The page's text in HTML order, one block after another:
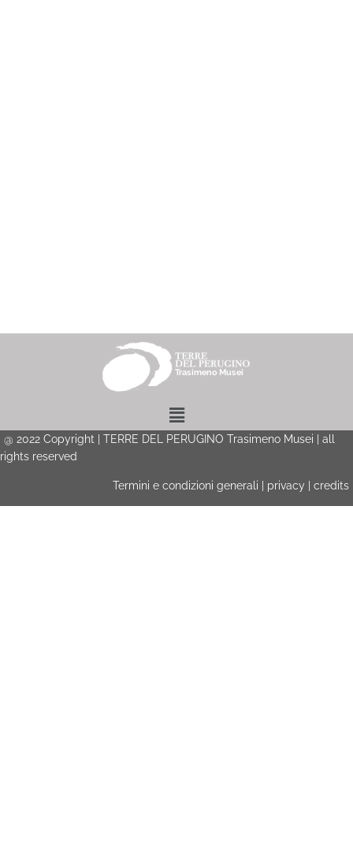
Menu
@ 2022 Copyright | TERRE DEL PERUGINO Trasimeno Musei | all
rights reserved
Termini e condizioni generali privacy credits